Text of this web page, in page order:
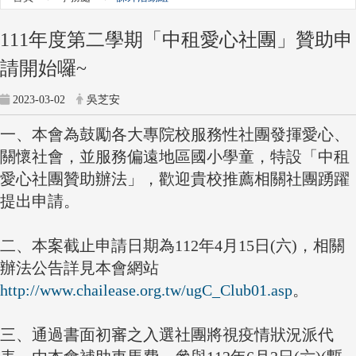
111年度第二學期「中租愛心社團」贊助申
請開始囉~
2023-03-02 吳芝安
一、本會為鼓勵各大專院校服務性社團發揮愛心、
關懷社會，並服務偏遠地區國小學童，特設「中租
愛心社團贊助辦法」，歡迎貴校推薦相關社團踴躍
提出申請。
二、本案截止申請日期為112年4月15日(六)，相關
辦法公告詳見本會網站
http://www.chailease.org.tw/ugC_Club01.asp。
三、通過書面初審之入選社團將視疫情狀況派代